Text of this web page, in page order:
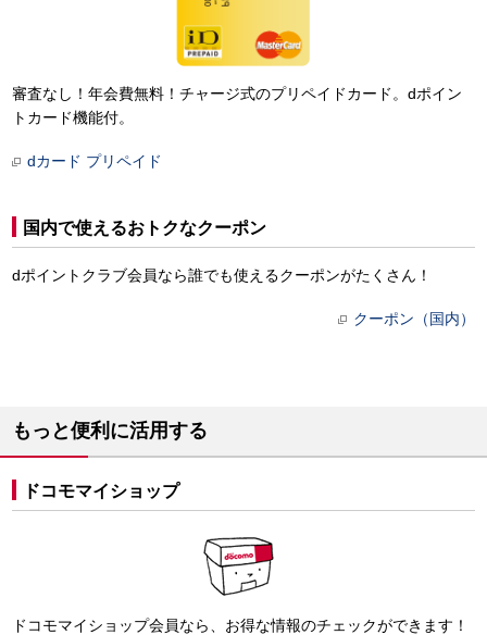
審査なし！年会費無料！チャージ式のプリペイドカード。dポイン
トカード機能付。
dカード プリペイド
国内で使えるおトクなクーポン
dポイントクラブ会員なら誰でも使えるクーポンがたくさん！
クーポン（国内）
もっと便利に活用する
ドコモマイショップ
ドコモマイショップ会員なら、お得な情報のチェックができます！